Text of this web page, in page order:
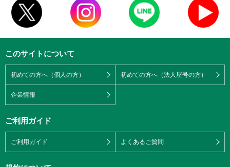
このサイトについて
初めての方へ（個人の方） 初めての方へ（法人屋号の方）
企業情報
ご利用ガイド
ご利用ガイド よくあるご質問